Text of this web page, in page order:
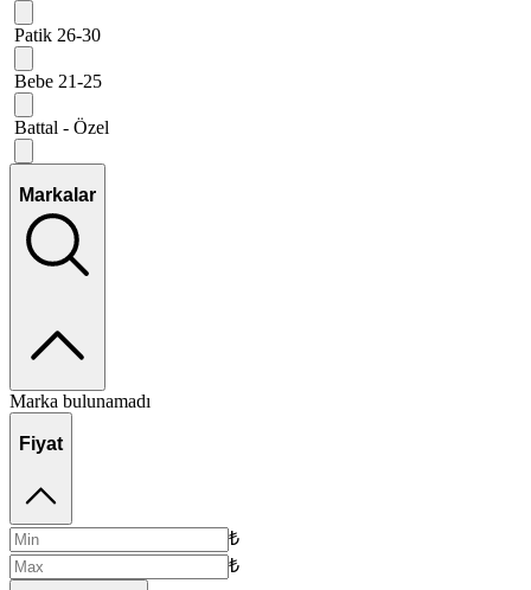
Patik 26-30
Bebe 21-25
Battal - Özel
Markalar
Marka bulunamadı
Fiyat
₺
₺